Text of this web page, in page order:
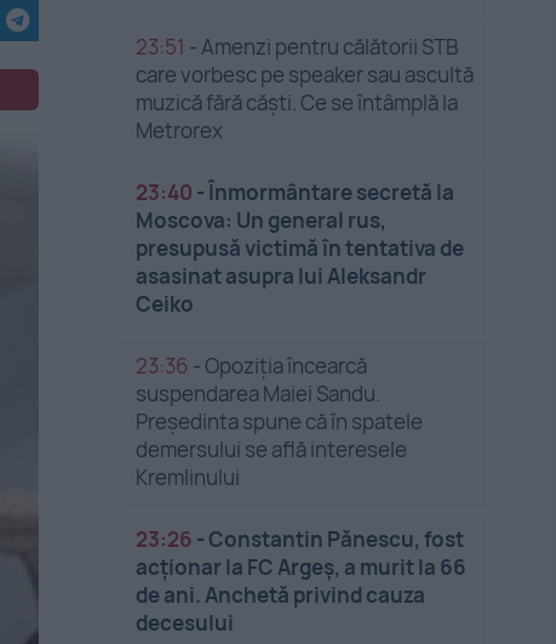
23:51 -Amenzi pentru călătorii STB
care vorbesc pe speaker sau ascultă
muzică fără căști. Ce se întâmplă la
Metrorex
23:40 -Înmormântare secretă la
Moscova: Un general rus,
presupusă victimă în tentativa de
asasinat asupra lui Aleksandr
Ceiko
23:36 -Opoziția încearcă
suspendarea Maiei Sandu.
Președinta spune că în spatele
demersului se află interesele
Kremlinului
23:26 -Constantin Pănescu, fost
acționar la FC Argeș, a murit la 66
de ani. Anchetă privind cauza
decesului